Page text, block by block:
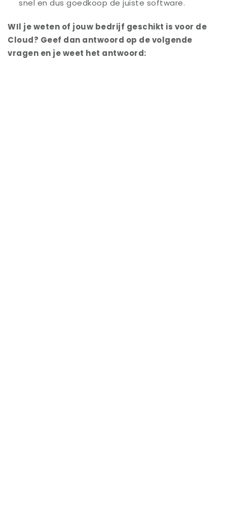
snel en dus goedkoop de juiste software.
WIl je weten of jouw bedrijf geschikt is voor de
Cloud? Geef dan antwoord op de volgende
vragen en je weet het antwoord: